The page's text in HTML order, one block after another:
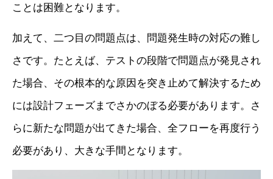
ことは困難となります。
加えて、二つ目の問題点は、問題発生時の対応の難し
さです。たとえば、テストの段階で問題点が発見され
た場合、その根本的な原因を突き止めて解決するため
には設計フェーズまでさかのぼる必要があります。さ
らに新たな問題が出てきた場合、全フローを再度行う
必要があり、大きな手間となります。